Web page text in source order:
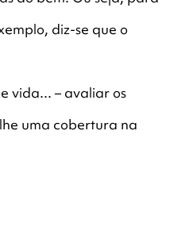
diz-se que o
vida... – avaliar os
uma cobertura na